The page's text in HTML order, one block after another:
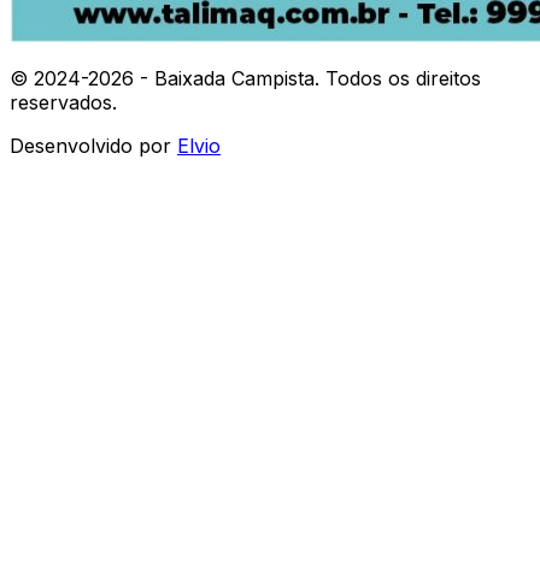
© 2024-2026 - Baixada Campista. Todos os direitos
reservados.
Desenvolvido por Elvio